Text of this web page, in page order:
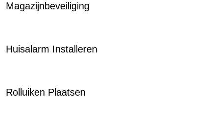
Magazijnbeveiliging
Huisalarm Installeren
Rolluiken Plaatsen